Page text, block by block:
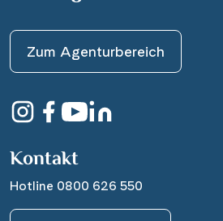
Zum Agenturbereich
Kontakt
Hotline 0800 626 550